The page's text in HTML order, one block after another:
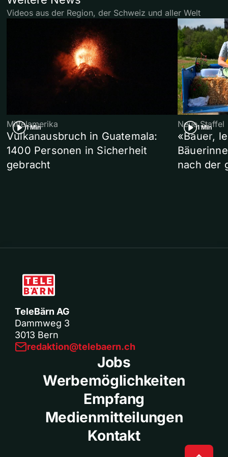
Videos aus der Region, der Schweiz und aller Welt
1 Min
Mittelamerika
Vulkanausbruch in Guatemala:
1400 Personen in Sicherheit
gebracht
1 Min
Neue Staffel
«Bauer,
nach der
TeleBärn AG
Dammweg 3
3013 Bern
redaktion@telebaern.ch
Jobs
Werbemöglichkeiten
Empfang
Medienmitteilungen
Kontakt